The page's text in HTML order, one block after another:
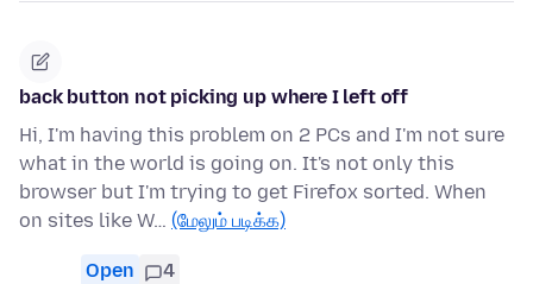
back button not picking up where I left off
Hi, I'm having this problem on 2 PCs and I'm not sure
what in the world is going on. It's not only this
browser but I'm trying to get Firefox sorted. When
on sites like W… (மேலும் படிக்க)
Open 4